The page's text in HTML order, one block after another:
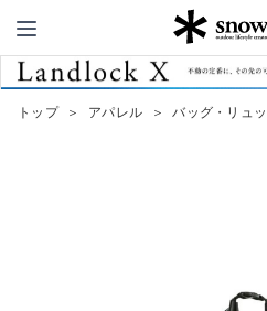
Snow
トップ ＞ アパレル ＞ バッグ・リュ